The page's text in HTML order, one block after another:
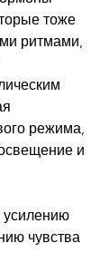
тоже
ритмами,
режима,
и
усилению
чувства